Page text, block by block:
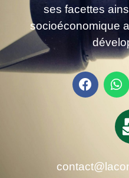
ses facettes
socioéconomique